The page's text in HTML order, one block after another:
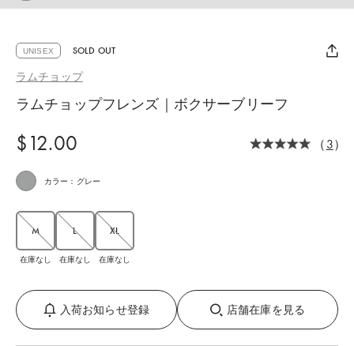
UNISEX SOLD OUT
ラムチョップ
ラムチョップフレンズ｜ボクサーブリーフ
$‌12.00 （3）
カラー：グレー
M
在庫なし
L
在庫なし
XL
在庫なし
入荷お知らせ登録 店舗在庫を見る